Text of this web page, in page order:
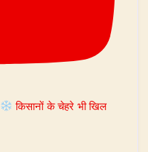
किसानों के चेहरे भी खिल